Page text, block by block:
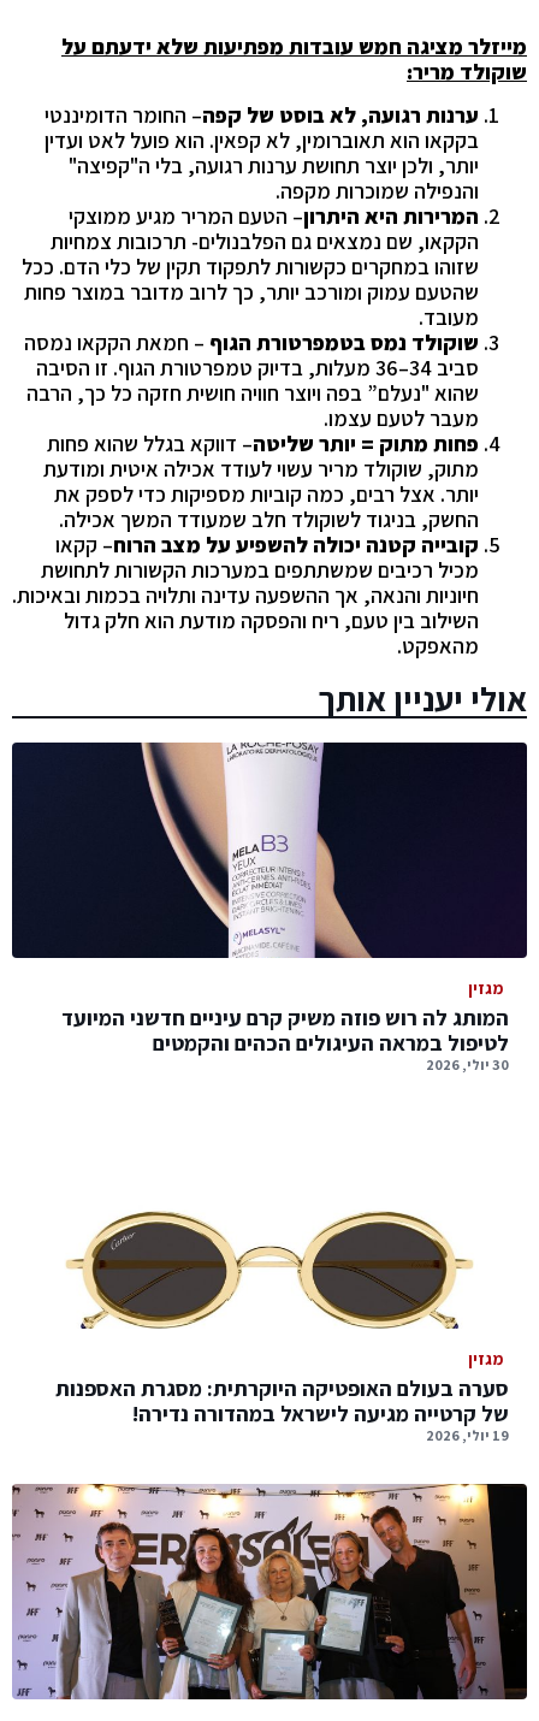
מייזלר מציגה חמש עובדות מפתיעות שלא ידעתם על
שוקולד מריר:
ערנות רגועה, לא בוסט של קפה– החומר הדומיננטי
בקקאו הוא תאוברומין, לא קפאין. הוא פועל לאט ועדין
יותר, ולכן יוצר תחושת ערנות רגועה, בלי ה"קפיצה"
והנפילה שמוכרות מקפה.
המרירות היא היתרון– הטעם המריר מגיע ממוצקי
הקקאו, שם נמצאים גם הפלבנולים- תרכובות צמחיות
שזוהו במחקרים כקשורות לתפקוד תקין של כלי הדם. ככל
שהטעם עמוק ומורכב יותר, כך לרוב מדובר במוצר פחות
מעובד.
שוקולד נמס בטמפרטורת הגוף – חמאת הקקאו נמסה
סביב 34–36 מעלות, בדיוק טמפרטורת הגוף. זו הסיבה
שהוא "נעלם” בפה ויוצר חוויה חושית חזקה כל כך, הרבה
מעבר לטעם עצמו.
פחות מתוק = יותר שליטה– דווקא בגלל שהוא פחות
מתוק, שוקולד מריר עשוי לעודד אכילה איטית ומודעת
יותר. אצל רבים, כמה קוביות מספיקות כדי לספק את
החשק, בניגוד לשוקולד חלב שמעודד המשך אכילה.
קובייה קטנה יכולה להשפיע על מצב הרוח– קקאו
מכיל רכיבים שמשתתפים במערכות הקשורות לתחושת
חיוניות והנאה, אך ההשפעה עדינה ותלויה בכמות ובאיכות.
השילוב בין טעם, ריח והפסקה מודעת הוא חלק גדול
מהאפקט.
אולי יעניין אותך
מגזין
המותג לה רוש פוזה משיק קרם עיניים חדשני המיועד
לטיפול במראה העיגולים הכהים והקמטים
30 יולי, 2026
מגזין
סערה בעולם האופטיקה היוקרתית: מסגרת האספנות
של קרטייה מגיעה לישראל במהדורה נדירה!
19 יולי, 2026